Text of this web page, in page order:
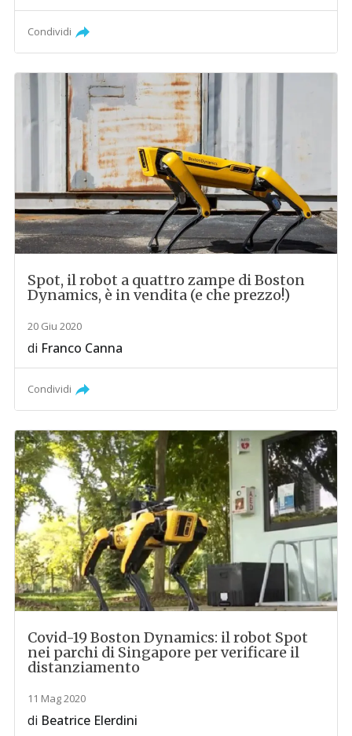
Condividi
Spot, il robot a quattro zampe di Boston
Dynamics, è in vendita (e che prezzo!)
20 Giu 2020
di Franco Canna
Condividi
Covid-19 Boston Dynamics: il robot Spot
nei parchi di Singapore per verificare il
distanziamento
11 Mag 2020
di Beatrice Elerdini